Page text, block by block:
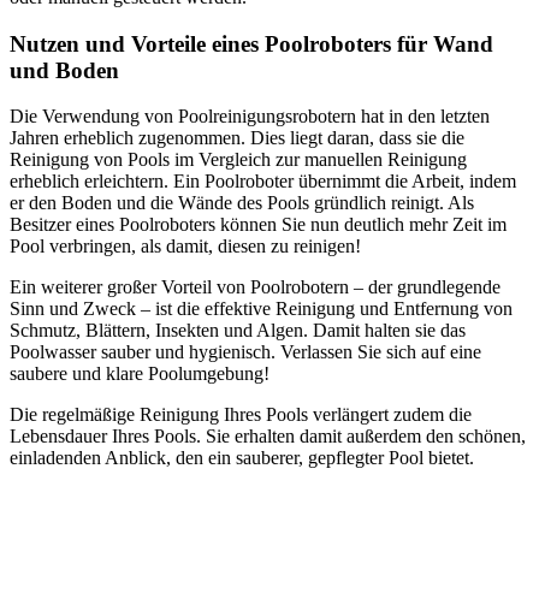
Nutzen und Vorteile eines Poolroboters für Wand
und Boden
Die Verwendung von Poolreinigungsrobotern hat in den letzten
Jahren erheblich zugenommen. Dies liegt daran, dass sie die
Reinigung von Pools im Vergleich zur manuellen Reinigung
erheblich erleichtern. Ein Poolroboter übernimmt die Arbeit, indem
er den Boden und die Wände des Pools gründlich reinigt. Als
Besitzer eines Poolroboters können Sie nun deutlich mehr Zeit im
Pool verbringen, als damit, diesen zu reinigen!
Ein weiterer großer Vorteil von Poolrobotern – der grundlegende
Sinn und Zweck – ist die effektive Reinigung und Entfernung von
Schmutz, Blättern, Insekten und Algen. Damit halten sie das
Poolwasser sauber und hygienisch. Verlassen Sie sich auf eine
saubere und klare Poolumgebung!
Die regelmäßige Reinigung Ihres Pools verlängert zudem die
Lebensdauer Ihres Pools. Sie erhalten damit außerdem den schönen,
einladenden Anblick, den ein sauberer, gepflegter Pool bietet.